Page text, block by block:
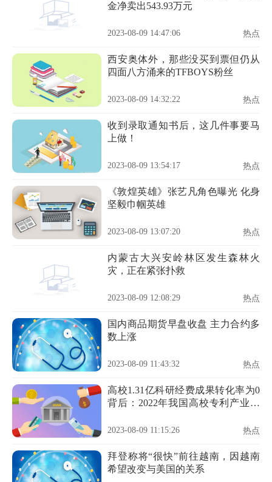
金净卖出543.93万元
2023-08-09 14:47:06 热点
西安奥体外，那些没买到票但仍从
四面八方涌来的TFBOYS粉丝
2023-08-09 14:32:22 热点
收到录取通知书后，这几件事要马
上做！
2023-08-09 13:54:17 热点
《敦煌英雄》张艺凡角色曝光 化身
坚毅巾帼英雄
2023-08-09 13:07:20 热点
内蒙古大兴安岭林区发生森林火
灾，正在紧张扑救
2023-08-09 12:08:29 热点
国内商品期货早盘收盘 主力合约多
数上涨
2023-08-09 11:43:32 热点
高校1.31亿科研经费成果转化率为0
背后：2022年我国高校专利产业化
2023-08-09 11:15:26 热点
拜登称将“很快”前往越南，因越南
希望改变与美国的关系